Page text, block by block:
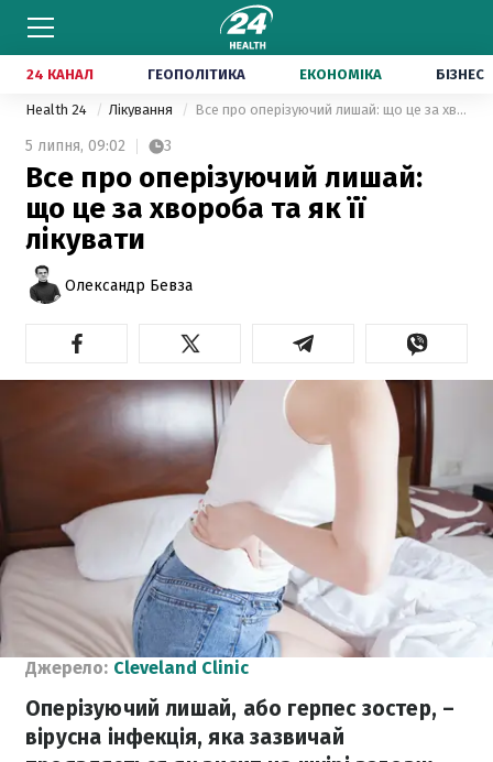
24 КАНАЛ ГЕОПОЛІТИКА ЕКОНОМІКА БІЗНЕС
Health 24 Лікування Все про оперізуючий лишай: що це за хвороба та як її лікувати
5 липня, 09:02 3
Все про оперізуючий лишай:
що це за хвороба та як її
лікувати
Олександр Бевза
Джерело: Cleveland Clinic
Оперізуючий лишай, або герпес зостер, –
вірусна інфекція, яка зазвичай